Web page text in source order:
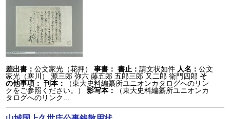
差出書：公文家光（花押） 事書： 書止：請文状如件 人名：公文
家光（寒川） 源三郎 弥六 藤五郎 五郎三郎 又二郎 衛門四郎 そ
の他事項： 刊本：
（東大史料編纂所ユニオンカタログへのリン
クをご参照ください。）
影写本：
（東大史料編纂所ユニオンカ
タログへのリンク...